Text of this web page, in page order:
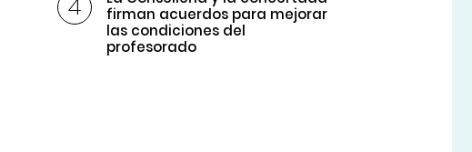
firman acuerdos para mejorar
las condiciones del
profesorado